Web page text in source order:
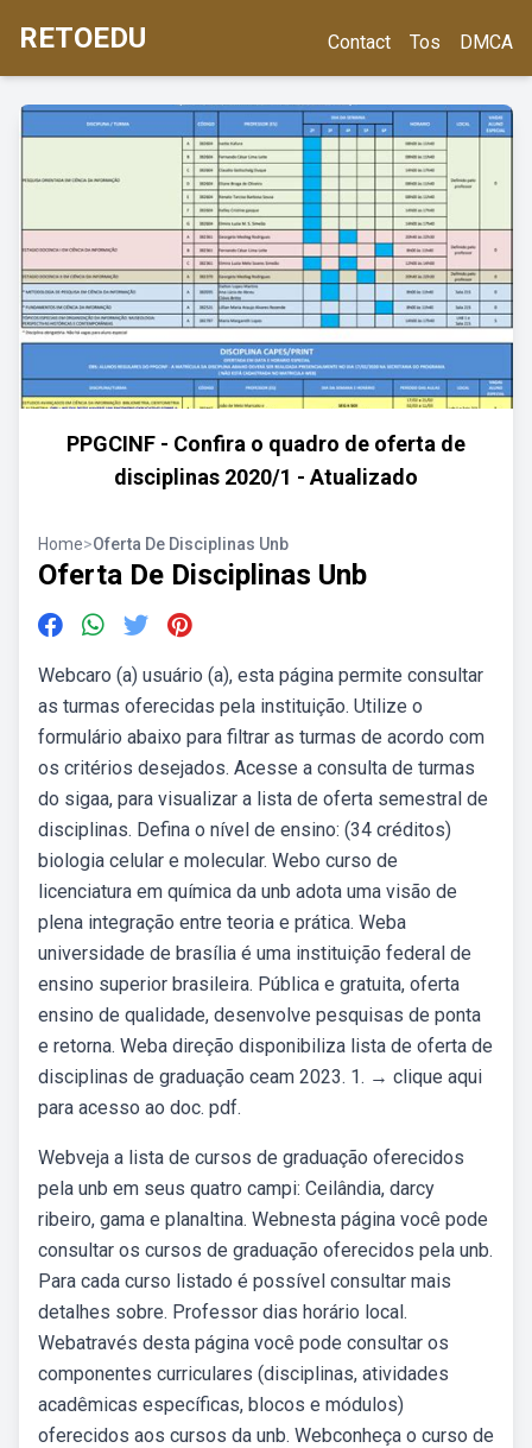
RETOEDU Contact Tos DMCA
PPGCINF - Confira o quadro de oferta de
disciplinas 2020/1 - Atualizado
Home>Oferta De Disciplinas Unb
Oferta De Disciplinas Unb
Webcaro (a) usuário (a), esta página permite consultar
as turmas oferecidas pela instituição. Utilize o
formulário abaixo para filtrar as turmas de acordo com
os critérios desejados. Acesse a consulta de turmas
do sigaa, para visualizar a lista de oferta semestral de
disciplinas. Defina o nível de ensino: (34 créditos)
biologia celular e molecular. Webo curso de
licenciatura em química da unb adota uma visão de
plena integração entre teoria e prática. Weba
universidade de brasília é uma instituição federal de
ensino superior brasileira. Pública e gratuita, oferta
ensino de qualidade, desenvolve pesquisas de ponta
e retorna. Weba direção disponibiliza lista de oferta de
disciplinas de graduação ceam 2023. 1. → clique aqui
para acesso ao doc. pdf.
Webveja a lista de cursos de graduação oferecidos
pela unb em seus quatro campi: Ceilândia, darcy
ribeiro, gama e planaltina. Webnesta página você pode
consultar os cursos de graduação oferecidos pela unb.
Para cada curso listado é possível consultar mais
detalhes sobre. Professor dias horário local.
Webatravés desta página você pode consultar os
componentes curriculares (disciplinas, atividades
acadêmicas específicas, blocos e módulos)
oferecidos aos cursos da unb. Webconheça o curso de